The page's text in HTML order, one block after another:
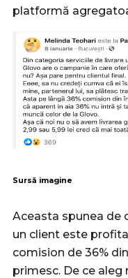
platformă
Sursă imagine
Aceasta spunea de
un client este
comision de 36%
primesc. De ce